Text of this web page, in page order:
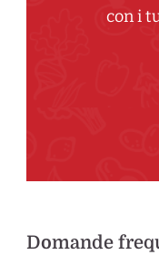
con i
Domande